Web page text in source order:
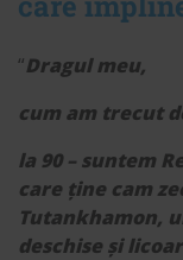
“Dragul meu,
cum am trecut
la 90 – suntem
care ține cam
Tutankhamon,
deschise și